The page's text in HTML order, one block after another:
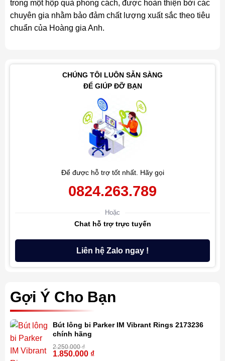
trong một hộp quà phong cách, được hoàn thiện bởi các
chuyên gia nhằm bảo đảm chất lượng xuất sắc theo tiêu
chuẩn của Hoàng gia Anh.
CHÚNG TÔI LUÔN SẴN SÀNG
ĐỂ GIÚP ĐỠ BẠN
Để được hỗ trợ tốt nhất. Hãy gọi
0824.263.789
Hoặc
Chat hỗ trợ trực tuyến
Liên hệ Zalo ngay !
Gợi Ý Cho Bạn
Bút lông bi Parker IM Vibrant Rings 2173236
chính hãng
2.250.000₫
1.850.000 ₫